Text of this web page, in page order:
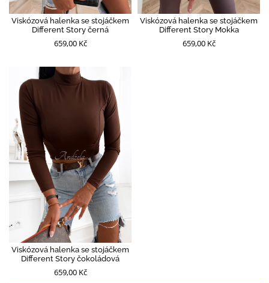
Viskózová halenka se stojáčkem
Different Story černá
659,00 Kč
Viskózová halenka se stojáčkem
Different Story Mokka
659,00 Kč
Viskózová halenka se stojáčkem
Different Story čokoládová
659,00 Kč